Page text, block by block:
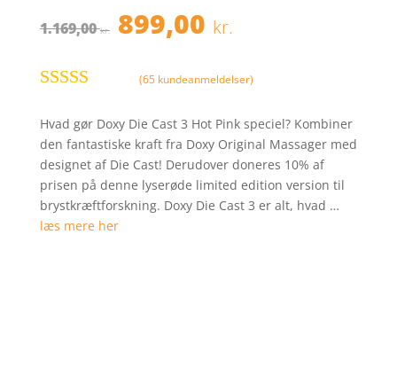
1.169,00kr. Den
oprindelige
var:
899,00 kr.
er:
som4.3 ud
af 5
baseret på
kundebedø
mmelser
(65kundeanmeldelser)
Hvad gør Doxy Die Cast 3 Hot Pink speciel? Kombiner
den fantastiske kraft fra Doxy Original Massager med
designet af Die Cast! Derudover doneres 10% af
prisen på denne lyserøde limited edition version til
brystkræftforskning. Doxy Die Cast 3 er alt, hvad …
læs mere her